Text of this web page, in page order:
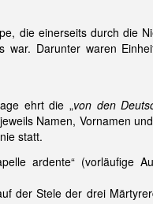
die einerseits durch die
war. Darunter waren
ehrt die „von den
Namen, Vornamen
statt.
ardente“ (vorläufige
der Stele der drei